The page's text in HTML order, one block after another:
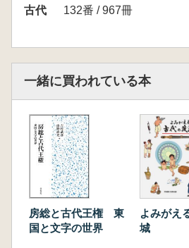
古代
132番 / 967冊
一緒に買われている本
房総と古代王権 東
国と文字の世界
よみがえ
城